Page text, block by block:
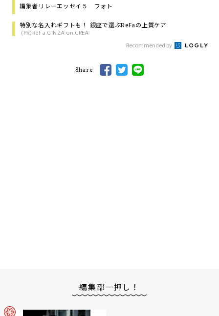
編集者リレーエッセイ５ フォト
特別な名入れギフトも！ 銀座で選ぶReFaの上質ケア
(PR)ReFa GINZA on CREA
Recommended by
Share
編集部一押し！